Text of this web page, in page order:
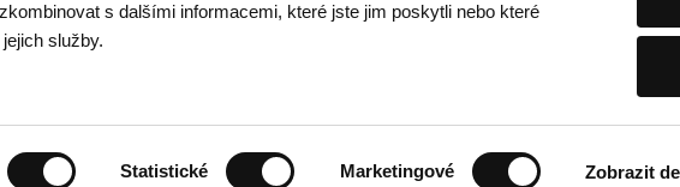
s dalšími informacemi, které jste jim poskytli nebo které
služby.
Statistické Marketingové Zobrazit